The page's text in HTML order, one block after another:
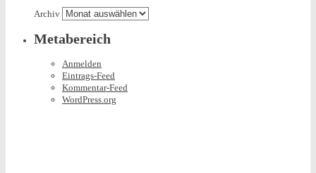
Archiv
Metabereich
Anmelden
Eintrags-Feed
Kommentar-Feed
WordPress.org